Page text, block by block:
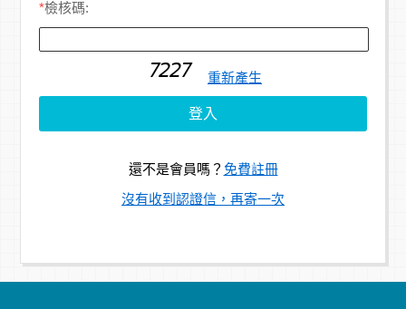
*檢核碼:
重新產生
還不是會員嗎？ 免費註冊
沒有收到認證信，再寄一次